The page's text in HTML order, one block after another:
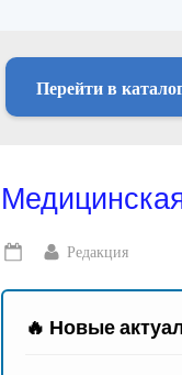
Перейти в
Posted
on
By
Редакция
🔥 Новые